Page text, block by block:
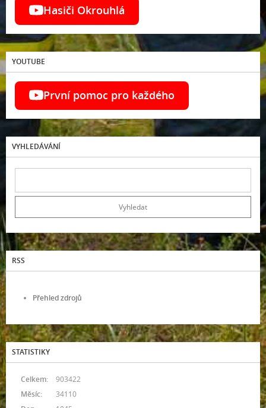
Hasiči Okrouhlá
YOUTUBE
První pomoc pro každého
VYHLEDÁVÁNÍ
RSS
Přehled zdrojů
STATISTIKY
Celkem:
903422
Měsíc:
34110